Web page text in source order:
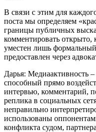
В связи с этим для
поста мы определяем
границы публичных
комментировать открыто,
уместен лишь
предоставлен через
Дарья: Медиаактивность
способный прямо
интервью, комментарий,
реплика в социальных
неправильно
использованы
конфликта судом,